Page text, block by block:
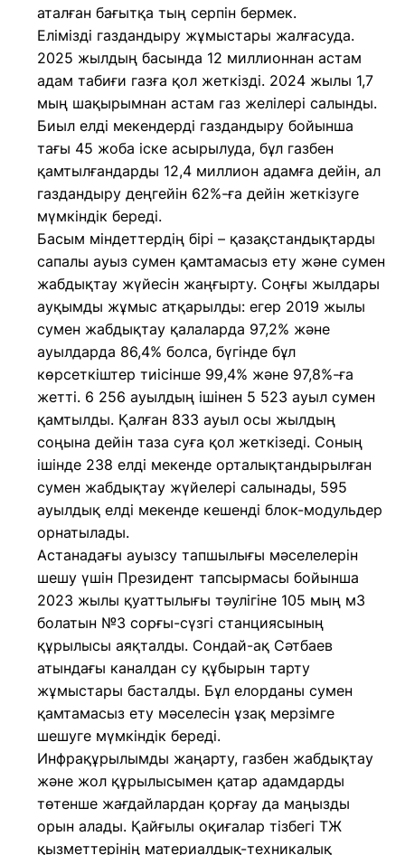
аталған бағытқа тың серпін бермек.
Елімізді газдандыру жұмыстары жалғасуда.
2025 жылдың басында 12 миллионнан астам
адам табиғи газға қол жеткізді. 2024 жылы 1,7
мың шақырымнан астам газ желілері салынды.
Биыл елді мекендерді газдандыру бойынша
тағы 45 жоба іске асырылуда, бұл газбен
қамтылғандарды 12,4 миллион адамға дейін, ал
газдандыру деңгейін 62%-ға дейін жеткізуге
мүмкіндік береді.
Басым міндеттердің бірі – қазақстандықтарды
сапалы ауыз сумен қамтамасыз ету және сумен
жабдықтау жүйесін жаңғырту. Соңғы жылдары
ауқымды жұмыс атқарылды: егер 2019 жылы
сумен жабдықтау қалаларда 97,2% және
ауылдарда 86,4% болса, бүгінде бұл
көрсеткіштер тиісінше 99,4% және 97,8%-ға
жетті. 6 256 ауылдың ішінен 5 523 ауыл сумен
қамтылды. Қалған 833 ауыл осы жылдың
соңына дейін таза суға қол жеткізеді. Соның
ішінде 238 елді мекенде орталықтандырылған
сумен жабдықтау жүйелері салынады, 595
ауылдық елді мекенде кешенді блок-модульдер
орнатылады.
Астанадағы ауызсу тапшылығы мәселелерін
шешу үшін Президент тапсырмасы бойынша
2023 жылы қуаттылығы тәулігіне 105 мың м3
болатын №3 сорғы-сүзгі станциясының
құрылысы аяқталды. Сондай-ақ Сәтбаев
атындағы каналдан су құбырын тарту
жұмыстары басталды. Бұл елорданы сумен
қамтамасыз ету мәселесін ұзақ мерзімге
шешуге мүмкіндік береді.
Инфрақұрылымды жаңарту, газбен жабдықтау
және жол құрылысымен қатар адамдарды
төтенше жағдайлардан қорғау да маңызды
орын алады. Қайғылы оқиғалар тізбегі ТЖ
қызметтерінің материалдық-техникалық